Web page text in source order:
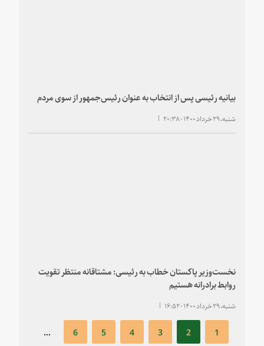
بیانیه رئیسی پس از انتخاب به عنوان رئیس‌جمهور از سوی مردم
شنبه، ۲۹ خرداد ۱۴۰۰ - ۲۰:۳۸
نخست‌وزیر پاکستان خطاب به رئیسی: مشتاقانه منتظر تقویت
روابط برادرانه هستیم
شنبه، ۲۹ خرداد ۱۴۰۰ - ۱۶:۵۲
۱ ۲ ۳ ۴ ۵ ۶
...